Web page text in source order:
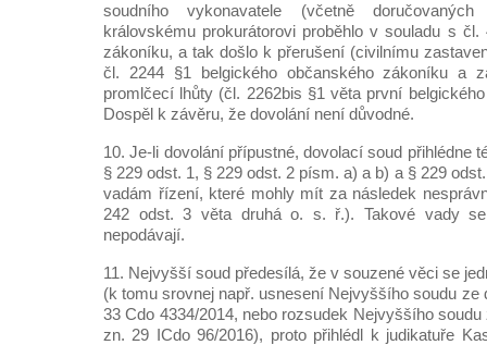
soudního vykonavatele (včetně doručovaných
královskému prokurátorovi proběhlo v souladu s čl.
zákoníku, a tak došlo k přerušení (civilnímu
čl. 2244 §1 belgického občanského zákoníku a
promlčecí lhůty (čl. 2262bis §1 věta první
Dospěl k závěru, že dovolání není důvodné.
10. Je-li dovolání přípustné, dovolací soud přihlédne
§ 229 odst. 1, § 229 odst. 2 písm. a) a b) a § 229
vadám řízení, které mohly mít za následek
242 odst. 3 věta druhá o. s. ř.). Takové vady
nepodávají.
11. Nejvyšší soud předesílá, že v souzené věci se
(k tomu srovnej např. usnesení Nejvyššího soudu ze
33 Cdo 4334/2014, nebo rozsudek Nejvyššího
zn. 29 ICdo 96/2016), proto přihlédl k judikatuře